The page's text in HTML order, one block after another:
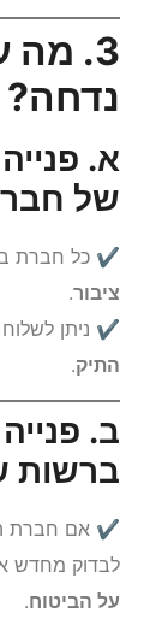
לוודא
3. מה
נדחה?
א.
של
✔ כל חברת
ציבור.
✔ ניתן לשלוח
התיק.
ב.
ברשות
✔ אם חברת
לבדוק מחדש